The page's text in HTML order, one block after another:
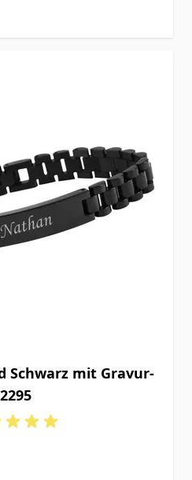
Schwarz mit Gravur-
2295